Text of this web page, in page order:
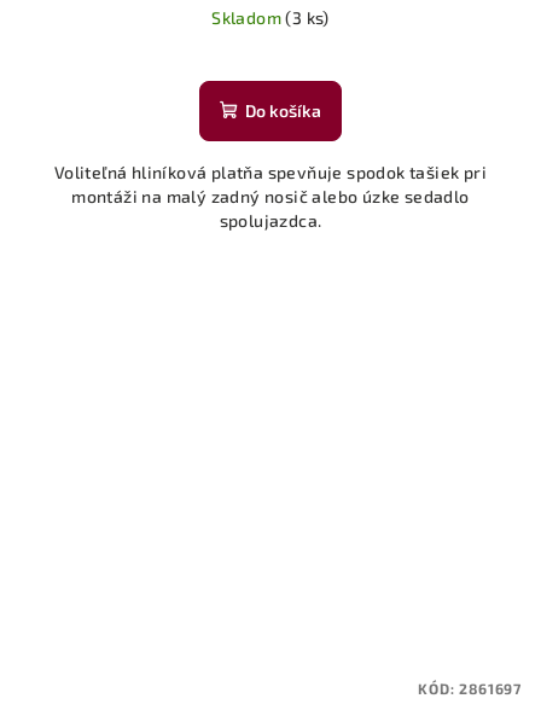
Skladom(3 ks)
Do košíka
Voliteľná hliníková platňa spevňuje spodok tašiek pri
montáži na malý zadný nosič alebo úzke sedadlo
spolujazdca.
KÓD:2861697